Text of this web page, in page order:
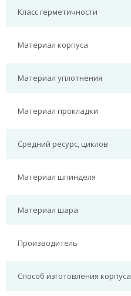
Класс герметичности
Материал корпуса
Материал уплотнения
Материал прокладки
Средний ресурс, циклов
Материал шпинделя
Материал шара
Производитель
Способ изготовления корпуса